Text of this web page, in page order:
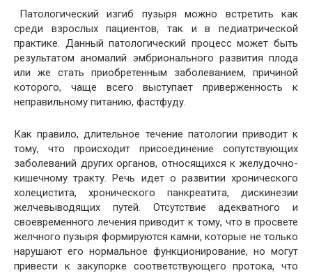
Патологический изгиб пузыря можно встретить как
среди взрослых пациентов, так и в педиатрической
практике. Данный патологический процесс может быть
результатом аномалий эмбрионального развития плода
или же стать приобретенным заболеванием, причиной
которого, чаще всего выступает приверженность к
неправильному питанию, фастфуду.
Как правило, длительное течение патологии приводит к
тому, что происходит присоединение сопутствующих
заболеваний других органов, относящихся к желудочно-
кишечному тракту. Речь идет о развитии хронического
холецистита, хронического панкреатита, дискинезии
желчевыводящих путей. Отсутствие адекватного и
своевременного лечения приводит к тому, что в просвете
желчного пузыря формируются камни, которые не только
нарушают его нормальное функционирование, но могут
привести к закупорке соответствующего протока, что